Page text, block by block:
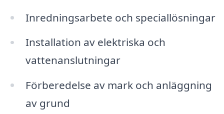
Inredningsarbete och speciallösningar
Installation av elektriska och
vattenanslutningar
Förberedelse av mark och anläggning
av grund